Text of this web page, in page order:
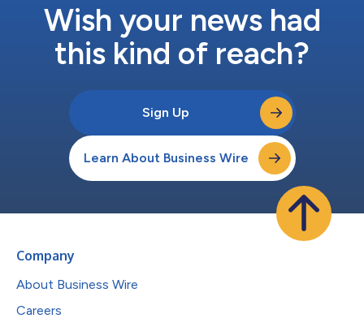
Wish your news had
this kind of reach?
Sign Up
Learn About Business Wire
Company
About Business Wire
Careers